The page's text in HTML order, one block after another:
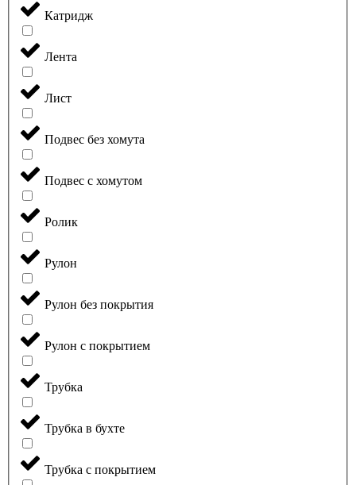
Катридж
Лента
Лист
Подвес без хомута
Подвес с хомутом
Ролик
Рулон
Рулон без покрытия
Рулон с покрытием
Трубка
Трубка в бухте
Трубка с покрытием